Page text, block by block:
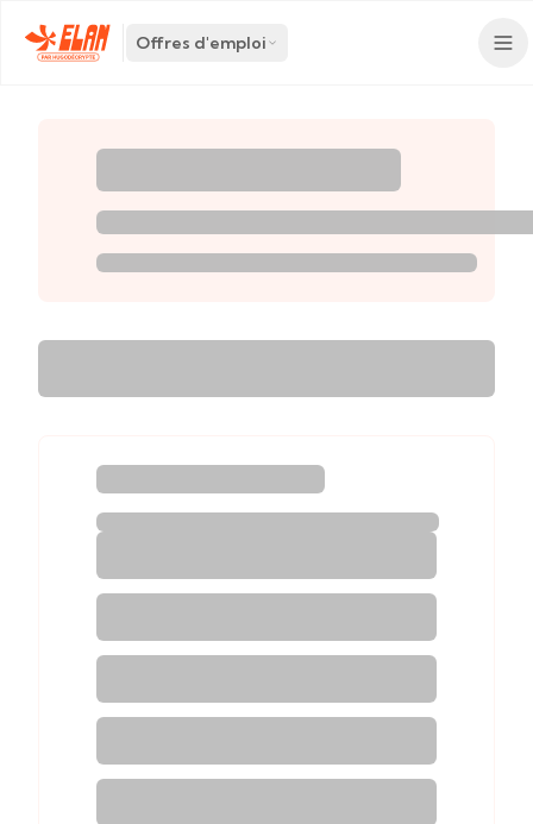
Offres d'emploi